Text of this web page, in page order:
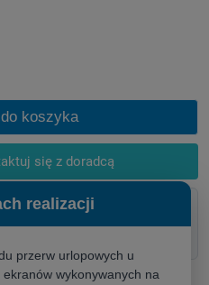
do koszyka
się z doradcą
techniczne przed zakupem
realizacji
przerw urlopowych u
wykonywanych na